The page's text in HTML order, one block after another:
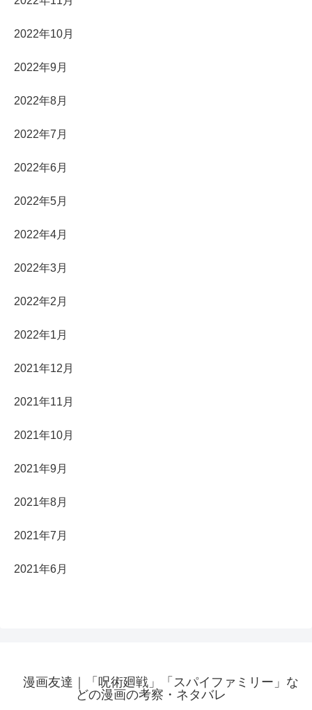
2022年10月
2022年9月
2022年8月
2022年7月
2022年6月
2022年5月
2022年4月
2022年3月
2022年2月
2022年1月
2021年12月
2021年11月
2021年10月
2021年9月
2021年8月
2021年7月
2021年6月
漫画友達｜「呪術廻戦」「スパイファミリー」な
どの漫画の考察・ネタバレ